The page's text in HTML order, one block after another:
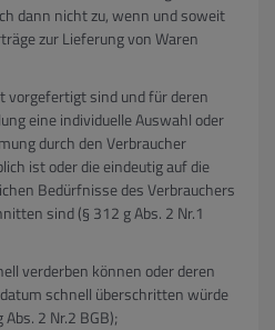
dann nicht zu, wenn und soweit
zur Lieferung von Waren
vorgefertigt sind und für deren
eine individuelle Auswahl oder
durch den Verbraucher
ist oder die eindeutig auf die
Bedürfnisse des Verbrauchers
sind (§ 312 g Abs. 2 Nr.1
verderben können oder deren
schnell überschritten würde
Abs. 2 Nr.2 BGB);